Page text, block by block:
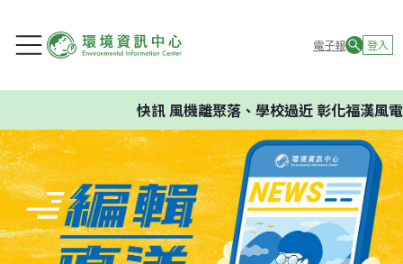
電子報 登入
快訊風機離聚落、學校過近 彰化福漢風電